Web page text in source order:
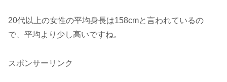
20代以上の女性の平均身長は158cmと言われているの
で、平均より少し高いですね。
スポンサーリンク